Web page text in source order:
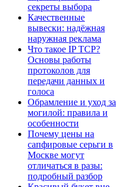
секреты выбора
Качественные
вывески: надёжная
наружная реклама
Что такое IP TCP?
Основы работы
протоколов для
передачи данных и
голоса
Обрамление и уход за
могилой: правила и
особенности
Почему цены на
сапфировые серьги в
Москве могут
отличаться в разы:
подробный разбор